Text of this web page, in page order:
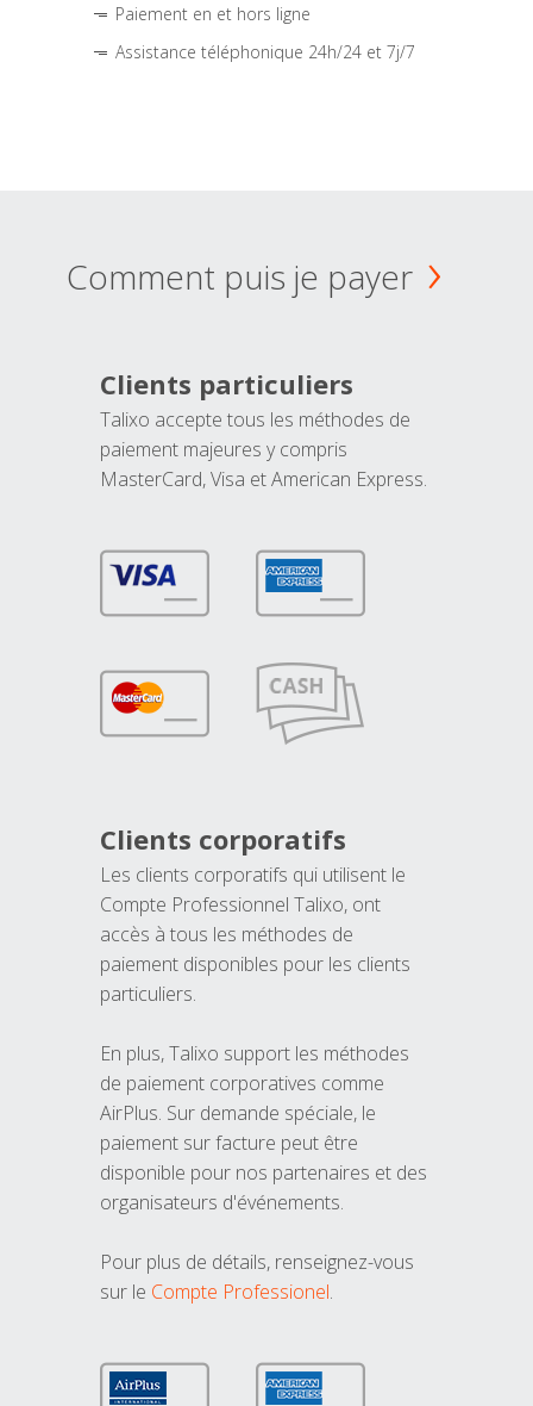
Paiement en et hors ligne
Assistance téléphonique 24h/24 et 7j/7
Comment puis je payer
Clients particuliers
Talixo accepte tous les méthodes de
paiement majeures y compris
MasterCard, Visa et American Express.
Clients corporatifs
Les clients corporatifs qui utilisent le
Compte Professionnel Talixo, ont
accès à tous les méthodes de
paiement disponibles pour les clients
particuliers.
En plus, Talixo support les méthodes
de paiement corporatives comme
AirPlus. Sur demande spéciale, le
paiement sur facture peut être
disponible pour nos partenaires et des
organisateurs d'événements.
Pour plus de détails, renseignez-vous
sur le Compte Professionel.